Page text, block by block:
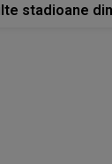
stadioane din